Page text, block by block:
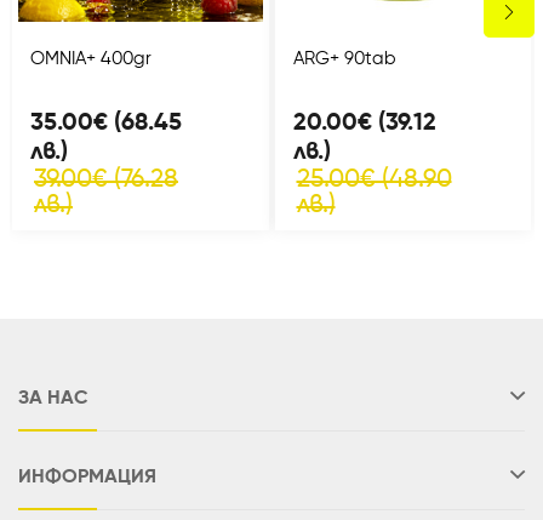
OMNIA+ 400gr
35.00€ (68.45
лв.)
39.00€ (76.28
лв.)
ARG+ 90tab
20.00€ (39.12
лв.)
25.00€ (48.90
лв.)
ЗА НАС
ИНФОРМАЦИЯ